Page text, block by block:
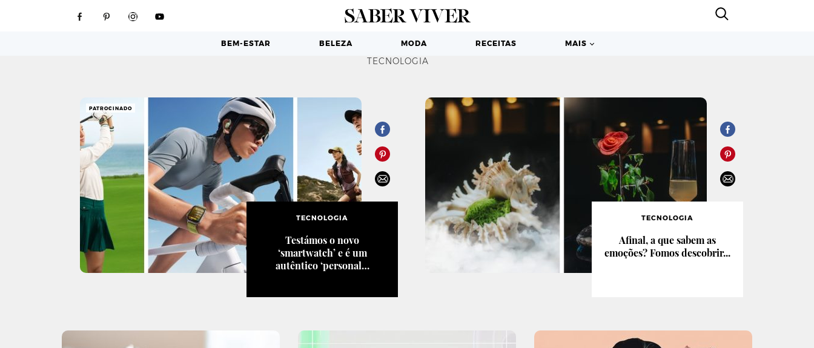
BEM-ESTAR BELEZA MODA RECEITAS MAIS
TECNOLOGIA
PATROCINADO
TECNOLOGIA
Testámos o novo
‘smartwatch’ e é um
autêntico ‘personal…
TECNOLOGIA
Afinal, a que sabem as
emoções? Fomos descobrir...